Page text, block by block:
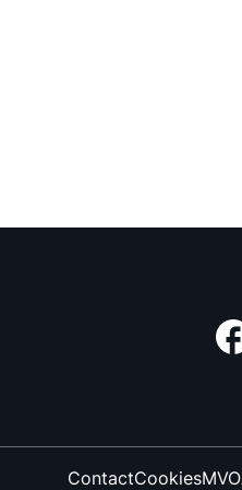
ContactCookiesMVO
Ook